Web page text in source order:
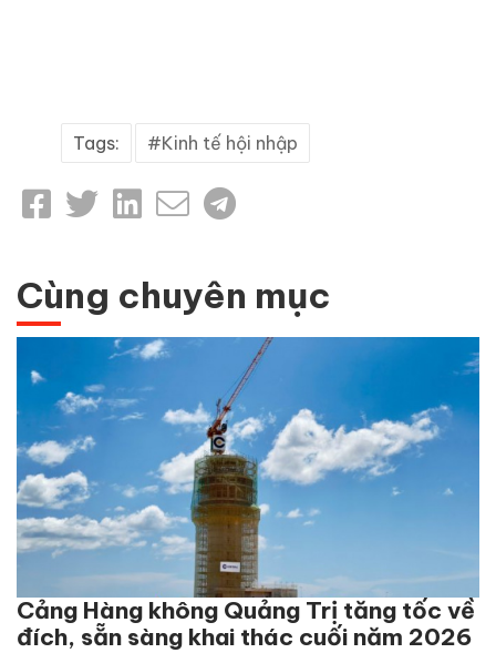
Tags: Kinh tế hội nhập
Cùng chuyên mục
Cảng Hàng không Quảng Trị tăng tốc về
đích, sẵn sàng khai thác cuối năm 2026